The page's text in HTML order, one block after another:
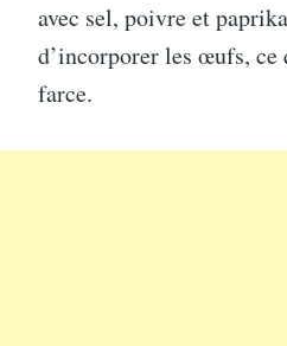
avec sel, poivre et
d’incorporer les œufs,
farce.